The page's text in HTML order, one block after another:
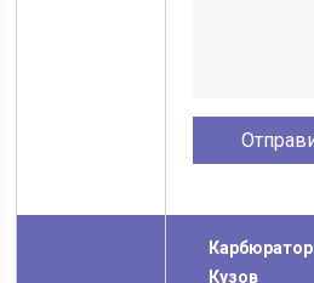
Карбюратор
Кузов